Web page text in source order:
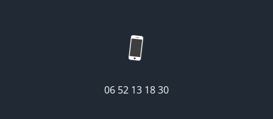
06 52 13 18 30